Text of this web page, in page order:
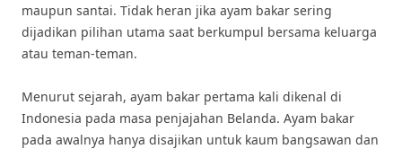
maupun santai. Tidak heran jika ayam bakar sering
dijadikan pilihan utama saat berkumpul bersama keluarga
atau teman-teman.
Menurut sejarah, ayam bakar pertama kali dikenal di
Indonesia pada masa penjajahan Belanda. Ayam bakar
pada awalnya hanya disajikan untuk kaum bangsawan dan